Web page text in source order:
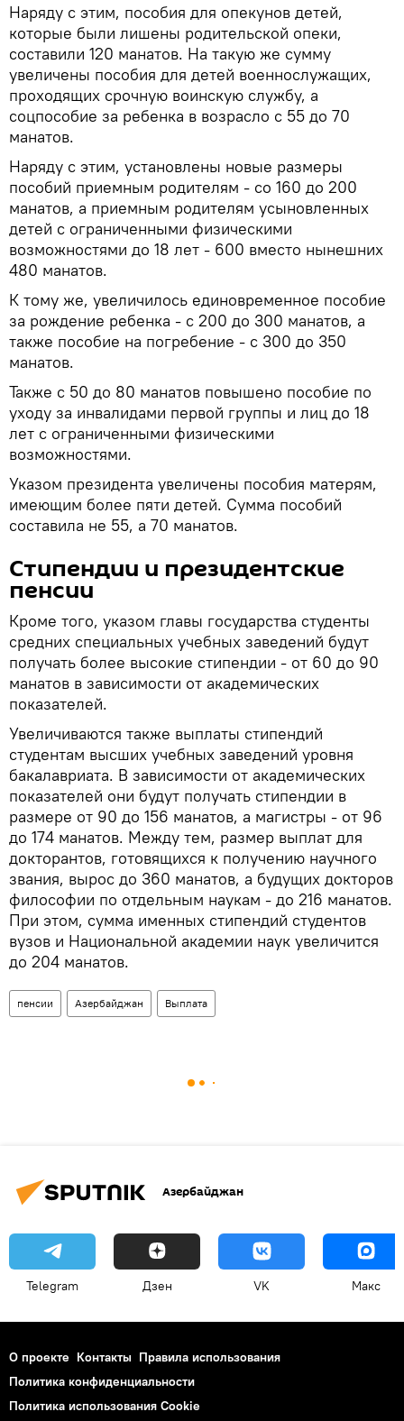
Наряду с этим, пособия для опекунов детей,
которые были лишены родительской опеки,
составили 120 манатов. На такую же сумму
увеличены пособия для детей военнослужащих,
проходящих срочную воинскую службу, а
соцпособие за ребенка в возрасло с 55 до 70
манатов.
Наряду с этим, установлены новые размеры
пособий приемным родителям - со 160 до 200
манатов, а приемным родителям усыновленных
детей с ограниченными физическими
возможностями до 18 лет - 600 вместо нынешних
480 манатов.
К тому же, увеличилось единовременное пособие
за рождение ребенка - с 200 до 300 манатов, а
также пособие на погребение - с 300 до 350
манатов.
Также с 50 до 80 манатов повышено пособие по
уходу за инвалидами первой группы и лиц до 18
лет с ограниченными физическими
возможностями.
Указом президента увеличены пособия матерям,
имеющим более пяти детей. Сумма пособий
составила не 55, а 70 манатов.
Стипендии и президентские
пенсии
Кроме того, указом главы государства студенты
средних специальных учебных заведений будут
получать более высокие стипендии - от 60 до 90
манатов в зависимости от академических
показателей.
Увеличиваются также выплаты стипендий
студентам высших учебных заведений уровня
бакалавриата. В зависимости от академических
показателей они будут получать стипендии в
размере от 90 до 156 манатов, а магистры - от 96
до 174 манатов. Между тем, размер выплат для
докторантов, готовящихся к получению научного
звания, вырос до 360 манатов, а будущих докторов
философии по отдельным наукам - до 216 манатов.
При этом, сумма именных стипендий студентов
вузов и Национальной академии наук увеличится
до 204 манатов.
пенсии Азербайджан Выплата
Азербайджан
Telegram Дзен VK Макс
О проекте Контакты Правила использования
Политика конфиденциальности
Политика использования Cookie